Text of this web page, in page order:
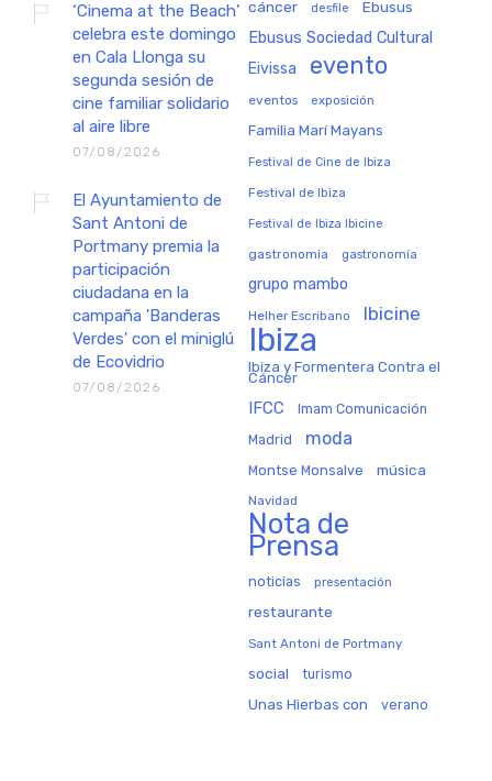
‘Cinema at the Beach’
celebra este domingo
en Cala Llonga su
segunda sesión de
cine familiar solidario
al aire libre
07/08/2026
El Ayuntamiento de
Sant Antoni de
Portmany premia la
participación
ciudadana en la
campaña 'Banderas
Verdes' con el miniglú
de Ecovidrio
07/08/2026
cáncer desfile Ebusus
Ebusus Sociedad Cultural
Eivissa evento
eventos exposición
Familia Marí Mayans
Festival de Cine de Ibiza
Festival de Ibiza
Festival de Ibiza Ibicine
gastronomia gastronomía
grupo mambo
Helher Escribano Ibicine
Ibiza
Ibiza y Formentera Contra el
Cáncer
IFCC Imam Comunicación
Madrid moda
Montse Monsalve música
Navidad
Nota de
Prensa
noticias presentación
restaurante
Sant Antoni de Portmany
social turismo
Unas Hierbas con verano